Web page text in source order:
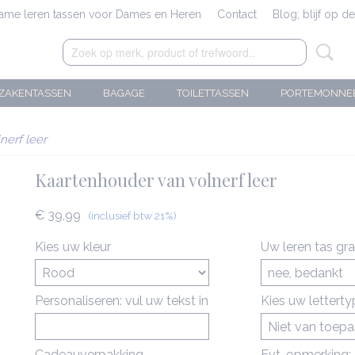
leren tassen voor Dames en Heren Contact Blog; blijf op
BAGAGE TOILETTASSEN
leer
Kaartenhouder van volnerf leer
€ 39,99 (inclusief btw 21%)
Kies uw kleur Uw leren tas
Personaliseren: vul uw tekst in Kies uw